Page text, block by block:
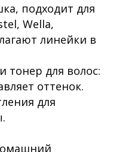
подходит для
Wella,
линейки в
для волос:
оттенок.
для